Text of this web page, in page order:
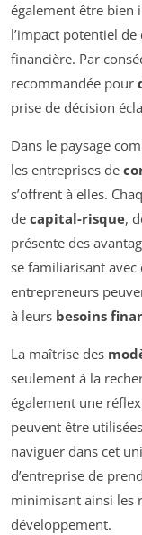
également être bien
l’impact potentiel
financière. Par
recommandée pour
prise de décision
Dans le paysage
les entreprises de
s’offrent à elles.
de capital-risque,
présente des
se familiarisant avec
entrepreneurs
à leurs besoins
La maîtrise des
seulement à la
également une
peuvent être
naviguer dans cet
d’entreprise de
minimisant ainsi les
développement.